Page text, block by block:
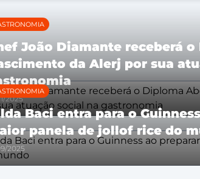
João Diamante receberá
da Alerj por sua
2025
Baci entra para o
panela de jollof rice do
2025